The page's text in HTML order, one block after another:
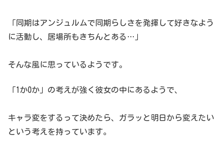
「同期はアンジュルムで同期らしさを発揮して好きなよう
に活動し、居場所もきちんとある…」
そんな風に思っているようです。
「1か0か」の考えが強く彼女の中にあるようで、
キャラ変をするって決めたら、ガラッと明日から変えたい
という考えを持っています。